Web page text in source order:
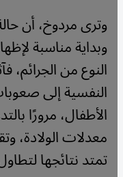
وترى مردوخ، أن
وبداية مناسبة
النوع من
النفسية إلى
الأطفال، مرورًا
معدلات الولادة،
تمتد نتائجها